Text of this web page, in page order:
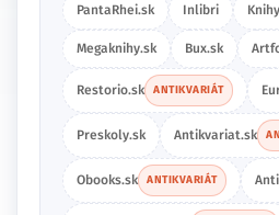
PantaRhei.sk Inlibri
Megaknihy.sk Bux.sk
Restorio.sk ANTIKVARIÁT
Preskoly.sk Antikvariat.sk
Obooks.sk ANTIKVARIÁT